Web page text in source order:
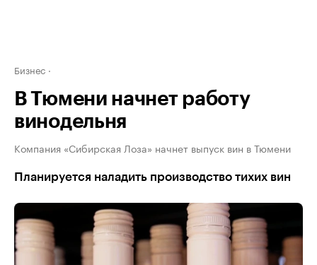
Бизнес
В Тюмени начнет работу
винодельня
Компания «Сибирская Лоза» начнет выпуск вин в Тюмени
Планируется наладить производство тихих вин